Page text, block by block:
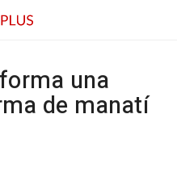
una
de manatí